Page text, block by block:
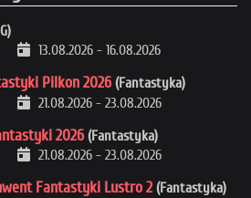
13.08.2026 - 16.08.2026
Pilkon 2026 (Fantastyka)
21.08.2026 - 23.08.2026
2026 (Fantastyka)
21.08.2026 - 23.08.2026
Fantastyki Lustro 2 (Fantastyka)